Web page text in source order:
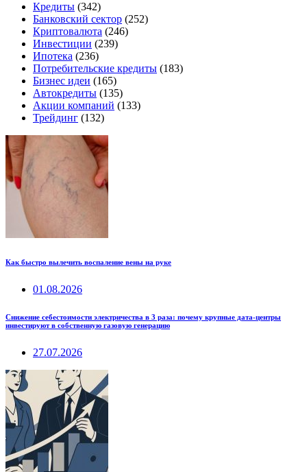
Кредиты (342)
Банковский сектор (252)
Криптовалюта (246)
Инвестиции (239)
Ипотека (236)
Потребительские кредиты (183)
Бизнес идеи (165)
Автокредиты (135)
Акции компаний (133)
Трейдинг (132)
Как быстро вылечить воспаление вены на руке
01.08.2026
Снижение себестоимости электричества в 3 раза: почему крупные дата-центры
инвестируют в собственную газовую генерацию
27.07.2026